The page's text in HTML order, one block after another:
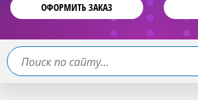
ОФОРМИТЬ ЗАКАЗ